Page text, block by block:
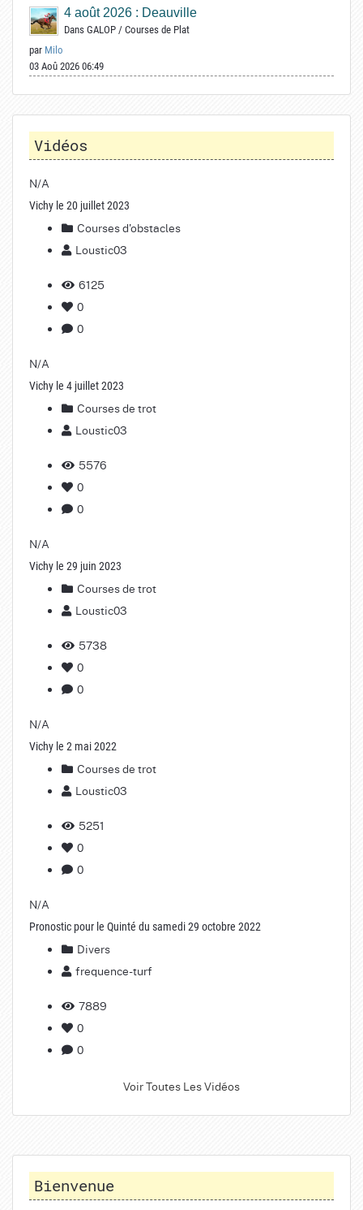
4 août 2026 : Deauville
Dans GALOP / Courses de Plat
par Milo
03 Aoû 2026 06:49
Vidéos
N/A
Vichy le 20 juillet 2023
Courses d'obstacles
Loustic03
6125
0
0
N/A
Vichy le 4 juillet 2023
Courses de trot
Loustic03
5576
0
0
N/A
Vichy le 29 juin 2023
Courses de trot
Loustic03
5738
0
0
N/A
Vichy le 2 mai 2022
Courses de trot
Loustic03
5251
0
0
N/A
Pronostic pour le Quinté du samedi 29 octobre 2022
Divers
frequence-turf
7889
0
0
Voir Toutes Les Vidéos
Bienvenue